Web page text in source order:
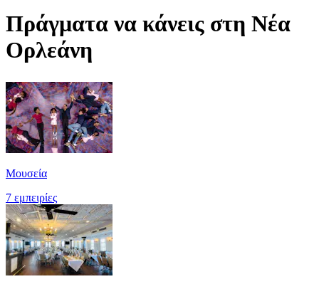
Πράγματα να κάνεις στη Νέα
Ορλεάνη
Μουσεία
7 εμπειρίες